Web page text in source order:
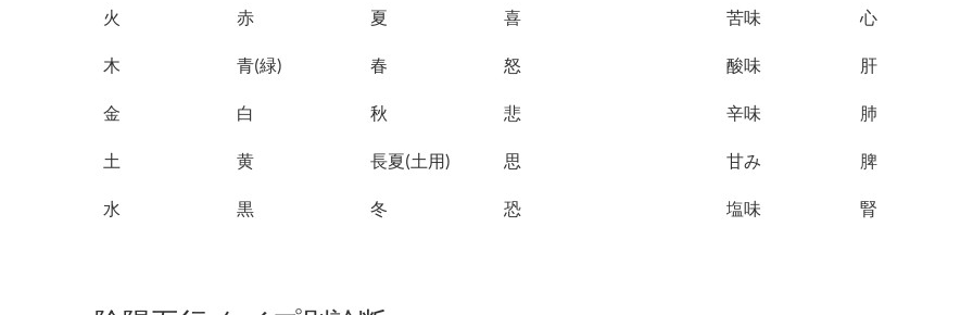
火 赤 夏 喜 苦味 心
木 青(緑) 春 怒 酸味 肝
金 白 秋 悲 辛味 肺
土 黄 長夏(土用) 思 甘み 脾
水 黒 冬 恐 塩味 腎